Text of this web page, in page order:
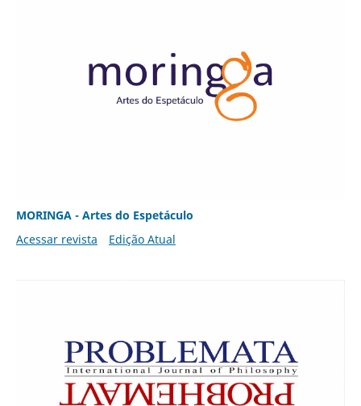
MORINGA - Artes do Espetáculo
Acessar revista
Edição Atual